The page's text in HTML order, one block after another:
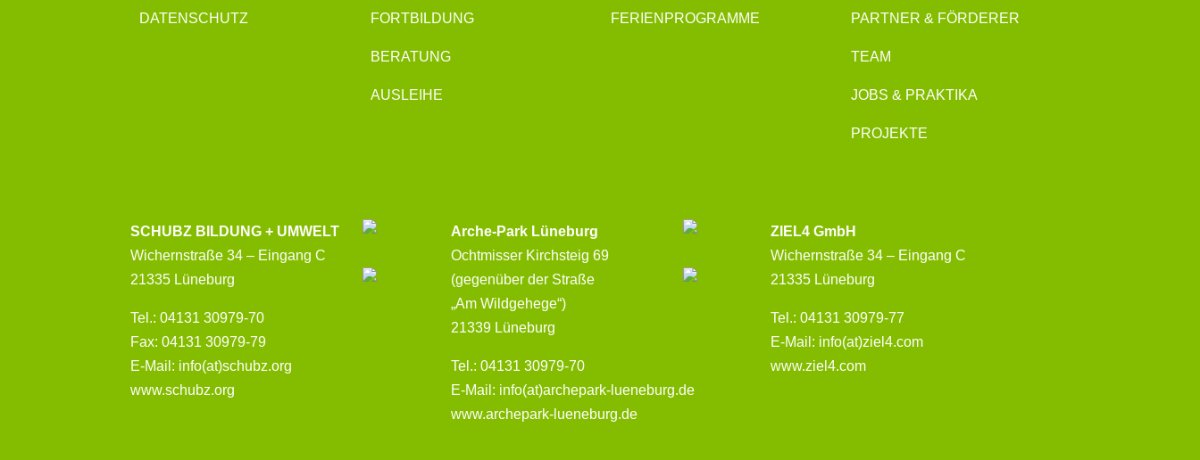
DATENSCHUTZ FORTBILDUNG
BERATUNG
AUSLEIHE
FERIENPROGRAMME PARTNER & FÖRDERER
TEAM
JOBS & PRAKTIKA
PROJEKTE
SCHUBZ BILDUNG + UMWELT
Wichernstraße 34 – Eingang C
21335 Lüneburg
Tel.: 04131 30979-70
Fax: 04131 30979-79
E-Mail: info(at)schubz.org
www.schubz.org
Arche-Park Lüneburg
Ochtmisser Kirchsteig 69
(gegenüber der Straße
„Am Wildgehege“)
21339 Lüneburg
Tel.: 04131 30979-70
E-Mail: info(at)archepark-lueneburg.de
www.archepark-lueneburg.de
ZIEL4 GmbH
Wichernstraße 34 – Eingang C
21335 Lüneburg
Tel.: 04131 30979-77
E-Mail: info(at)ziel4.com
www.ziel4.com